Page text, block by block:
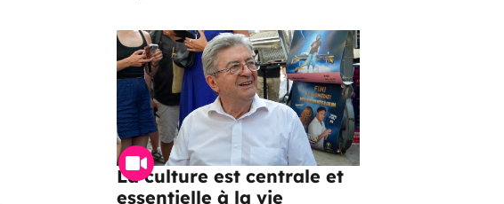
La culture est centrale et
essentielle à la vie